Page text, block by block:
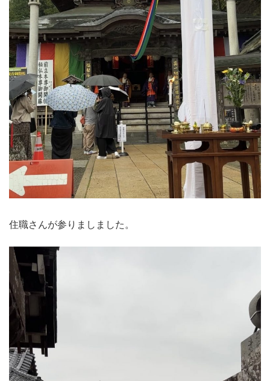
住職さんが参りましました。